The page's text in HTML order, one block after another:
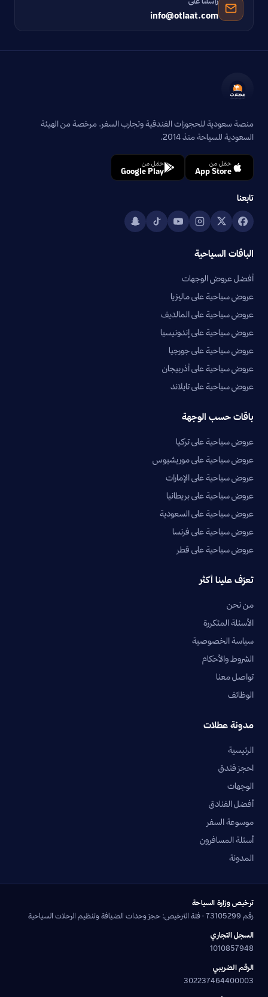
info@otlaat.com
منصة سعودية للحجوزات الفندقية وتجارب السفر. مرخصة من الهيئة
السعودية للسياحة منذ 2014.
حمّل من
App Store
حمّل من
Google Play
تابعنا
الباقات السياحية
أفضل عروض الوجهات
عروض سياحية على ماليزيا
عروض سياحية على المالديف
عروض سياحية على إندونيسيا
عروض سياحية على جورجيا
عروض سياحية على أذربيجان
عروض سياحية على تايلاند
باقات حسب الوجهة
عروض سياحية على تركيا
عروض سياحية على موريشيوس
عروض سياحية على الإمارات
عروض سياحية على بريطانيا
عروض سياحية على السعودية
عروض سياحية على فرنسا
عروض سياحية على قطر
تعرّف علينا أكثر
من نحن
الأسئلة المتكررة
سياسة الخصوصية
الشروط والأحكام
تواصل معنا
الوظائف
مدونة عطلات
الرئيسية
احجز فندق
الوجهات
أفضل الفنادق
موسوعة السفر
أسئلة المسافرون
المدونة
ترخيص وزارة السياحة
رقم 73105299 · فئة الترخيص: حجز وحدات الضيافة وتنظيم الرحلات السياحية
السجل التجاري
1010857948
الرقم الضريبي
302237464400003